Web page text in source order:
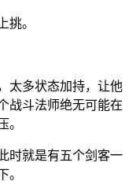
挑。
太多状态加持，让他
战斗法师绝无可能在
。
时就是有五个剑客一
。